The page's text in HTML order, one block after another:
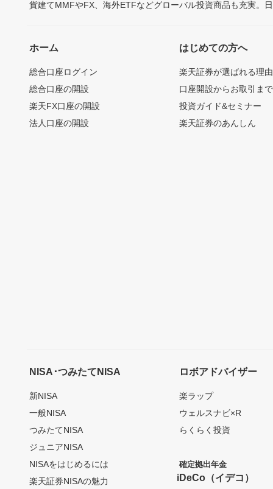
貨建てMMFやFX、海外ETFなどグローバル投資商品も充実。
ホーム
総合口座ログイン
総合口座の開設
楽天FX口座の開設
法人口座の開設
はじめての方へ
楽天証券が選ばれる理由
口座開設からお取引ま
投資ガイド&セミナー
楽天証券のあんしん
NISA･つみたてNISA
新NISA
一般NISA
つみたてNISA
ジュニアNISA
NISAをはじめるには
楽天証券NISAの魅力
ロボアドバイザー
楽ラップ
ウェルスナビ×R
らくらく投資
確定拠出年金
iDeCo（イデコ）